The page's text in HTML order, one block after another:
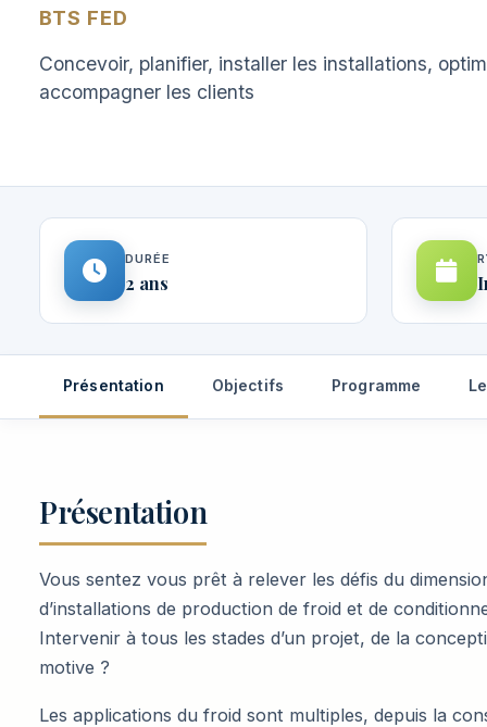
BTS FED
Concevoir, planifier, installer les installations,
accompagner les clients
DURÉE
2 ans
Présentation Objectifs Programme
Présentation
Vous sentez vous prêt à relever les défis du
d’installations de production de froid et de
Intervenir à tous les stades d’un projet, de la
motive ?
Les applications du froid sont multiples, depuis la